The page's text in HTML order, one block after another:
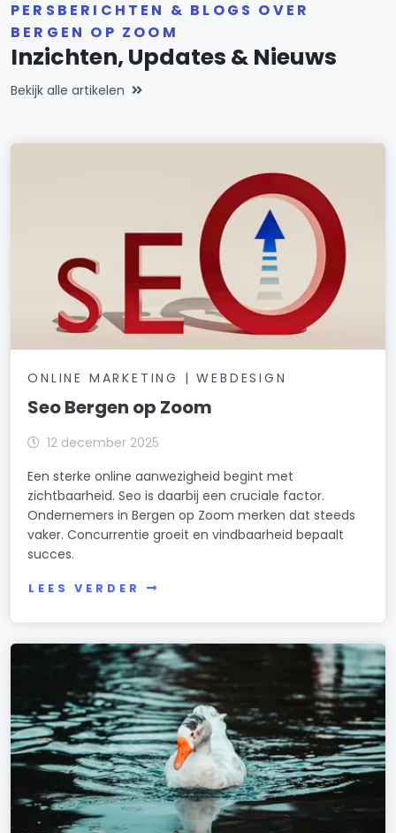
PERSBERICHTEN & BLOGS OVER
BERGEN OP ZOOM
Inzichten, Updates & Nieuws
Bekijk alle artikelen
ONLINE MARKETING | WEBDESIGN
Seo Bergen op Zoom
12 december 2025
Een sterke online aanwezigheid begint met
zichtbaarheid. Seo is daarbij een cruciale factor.
Ondernemers in Bergen op Zoom merken dat steeds
vaker. Concurrentie groeit en vindbaarheid bepaalt
succes.
LEES VERDER